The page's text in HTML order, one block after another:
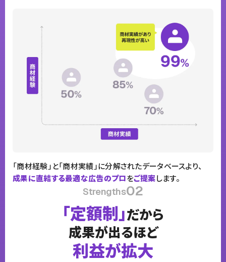
「商材経験」と「商材実績」に分解されたデータベースより、
成果に直結する最適な広告のプロをご提案します。
Strengths02
「定額制」だから
成果が出るほど
利益が拡大